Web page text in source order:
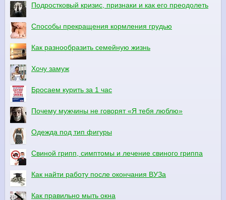
Подростковый кризис, признаки и как его преодолеть
Способы прекращения кормления грудью
Как разнообразить семейную жизнь
Хочу замуж
Бросаем курить за 1 час
Почему мужчины не говорят «Я тебя люблю»
Одежда под тип фигуры
Свиной грипп, симптомы и лечение свиного гриппа
Как найти работу после окончания ВУЗа
Как правильно мыть окна